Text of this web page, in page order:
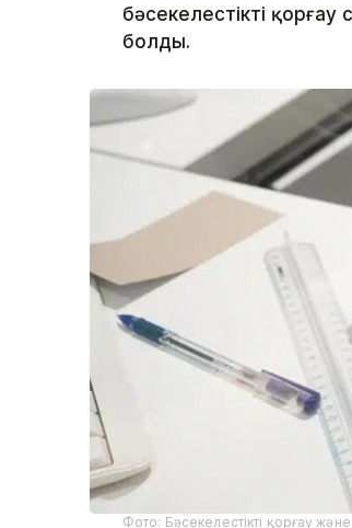
бәсекелестікті
болды.
Фото: Бәсекелестікті қорғау және